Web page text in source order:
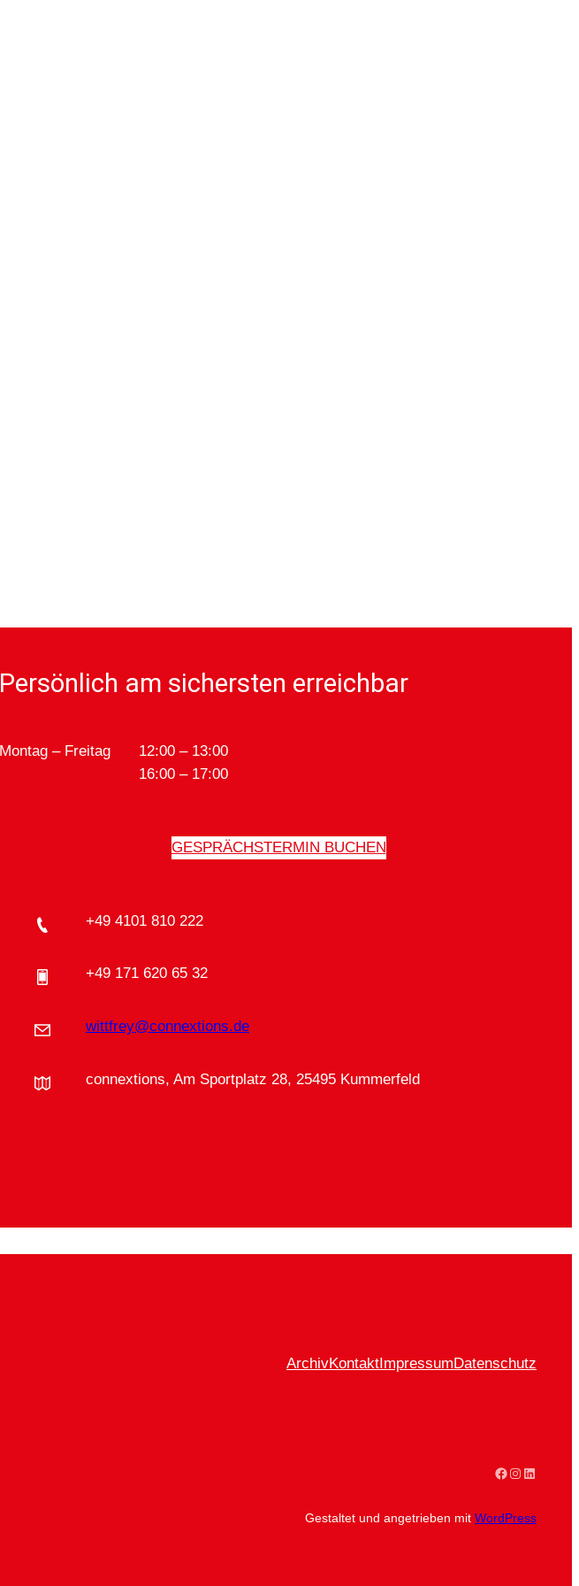
Persönlich am sichersten erreichbar
Montag – Freitag
12:00 – 13:00
16:00 – 17:00
GESPRÄCHSTERMIN BUCHEN
+49 4101 810 222
+49 171 620 65 32
wittfrey@connextions.de
connextions, Am Sportplatz 28, 25495 Kummerfeld
ArchivKontakt Impressum Datenschutz
Facebook
Instagram
LinkedIn
Gestaltet und angetrieben mit WordPress